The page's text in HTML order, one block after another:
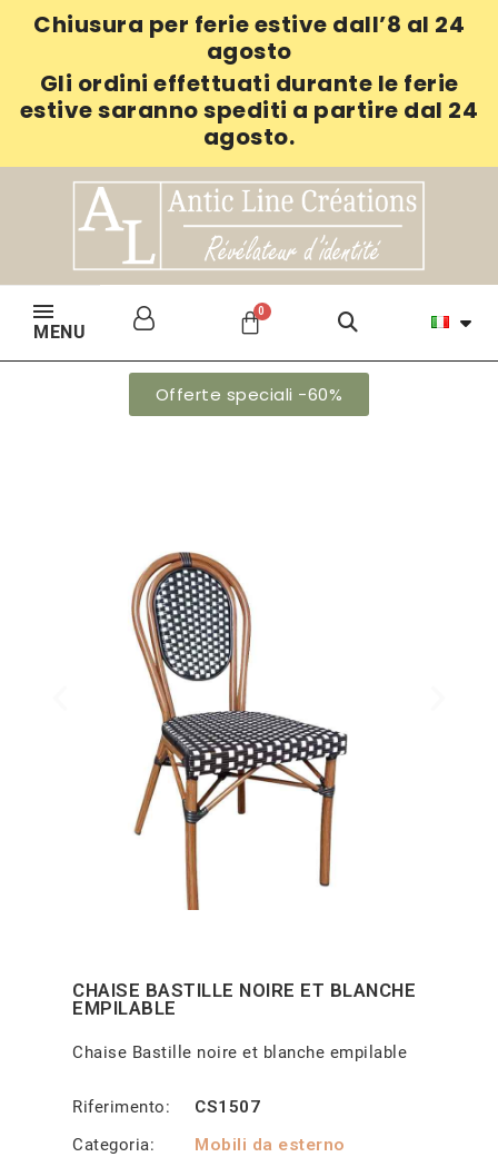
Chiusura per ferie estive dall’8 al 24
agosto
Gli ordini effettuati durante le ferie
estive saranno spediti a partire dal 24
agosto.
MENU
Offerte speciali -60%
CHAISE BASTILLE NOIRE ET BLANCHE
EMPILABLE
Chaise Bastille noire et blanche empilable
Riferimento
CS1507
Categoria
Mobili da esterno